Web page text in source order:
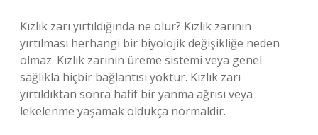
Kızlık zarı yırtıldığında ne olur? Kızlık zarının
yırtılması herhangi bir biyolojik değişikliğe neden
olmaz. Kızlık zarının üreme sistemi veya genel
sağlıkla hiçbir bağlantısı yoktur. Kızlık zarı
yırtıldıktan sonra hafif bir yanma ağrısı veya
lekelenme yaşamak oldukça normaldir.